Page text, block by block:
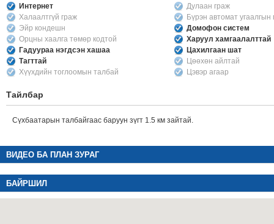
Интернет
Дулаан граж
Халаалтгүй граж
Бүрэн автомат
Эйр кондешн
Домофон систем
Орцны хаалга төмөр кодтой
Харуул хамгаалалттай
Гадуураа нэгдсэн хашаа
Цахилгаан шат
Тагттай
Цөөхөн айлтай
Хүүхдийн тоглоомын талбай
Цэвэр агаар
Тайлбар
Сүхбаатарын талбайгаас баруун зүгт 1.5 км зайтай.
ВИДЕО БА ПЛАН ЗУРАГ
БАЙРШИЛ